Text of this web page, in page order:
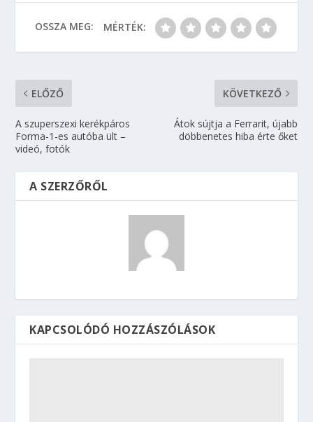
OSSZA MEG: MÉRTÉK:
ELŐZŐ
A szuperszexi kerékpáros
Forma-1-es autóba ült –
videó, fotók
KÖVETKEZŐ
Átok sújtja a Ferrarit, újabb
döbbenetes hiba érte őket
A SZERZŐRŐL
KAPCSOLÓDÓ HOZZÁSZÓLÁSOK